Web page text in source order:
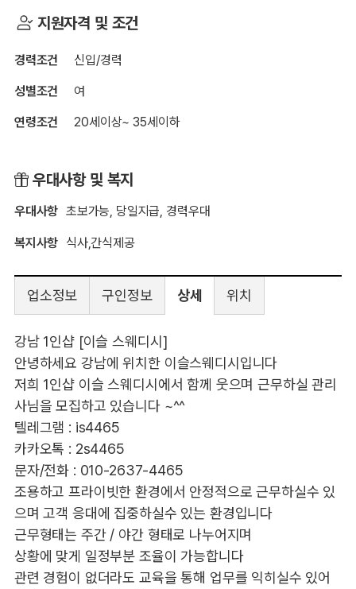
지원자격 및 조건
경력조건 신입/경력
성별조건 여
연령조건 20세이상~ 35세이하
우대사항 및 복지
우대사항 초보가능, 당일지급, 경력우대
복지사항 식사,간식제공
업소정보 구인정보 상세 위치
강남 1인샵 [이슬 스웨디시]
안녕하세요 강남에 위치한 이슬스웨디시입니다
저희 1인샵 이슬 스웨디시에서 함께 웃으며 근무하실 관리
사님을 모집하고 있습니다 ~^^
텔레그램 : is4465
카카오톡 : 2s4465
문자/전화 : 010-2637-4465
조용하고 프라이빗한 환경에서 안정적으로 근무하실수 있
으며 고객 응대에 집중하실수 있는 환경입니다
근무형태는 주간 / 야간 형태로 나누어지며
상황에 맞게 일정부분 조율이 가능합니다
관련 경험이 없더라도 교육을 통해 업무를 익히실수 있어